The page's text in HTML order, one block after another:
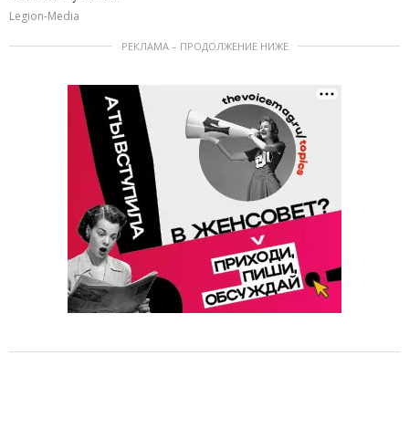
Legion-Media
РЕКЛАМА – ПРОДОЛЖЕНИЕ НИЖЕ